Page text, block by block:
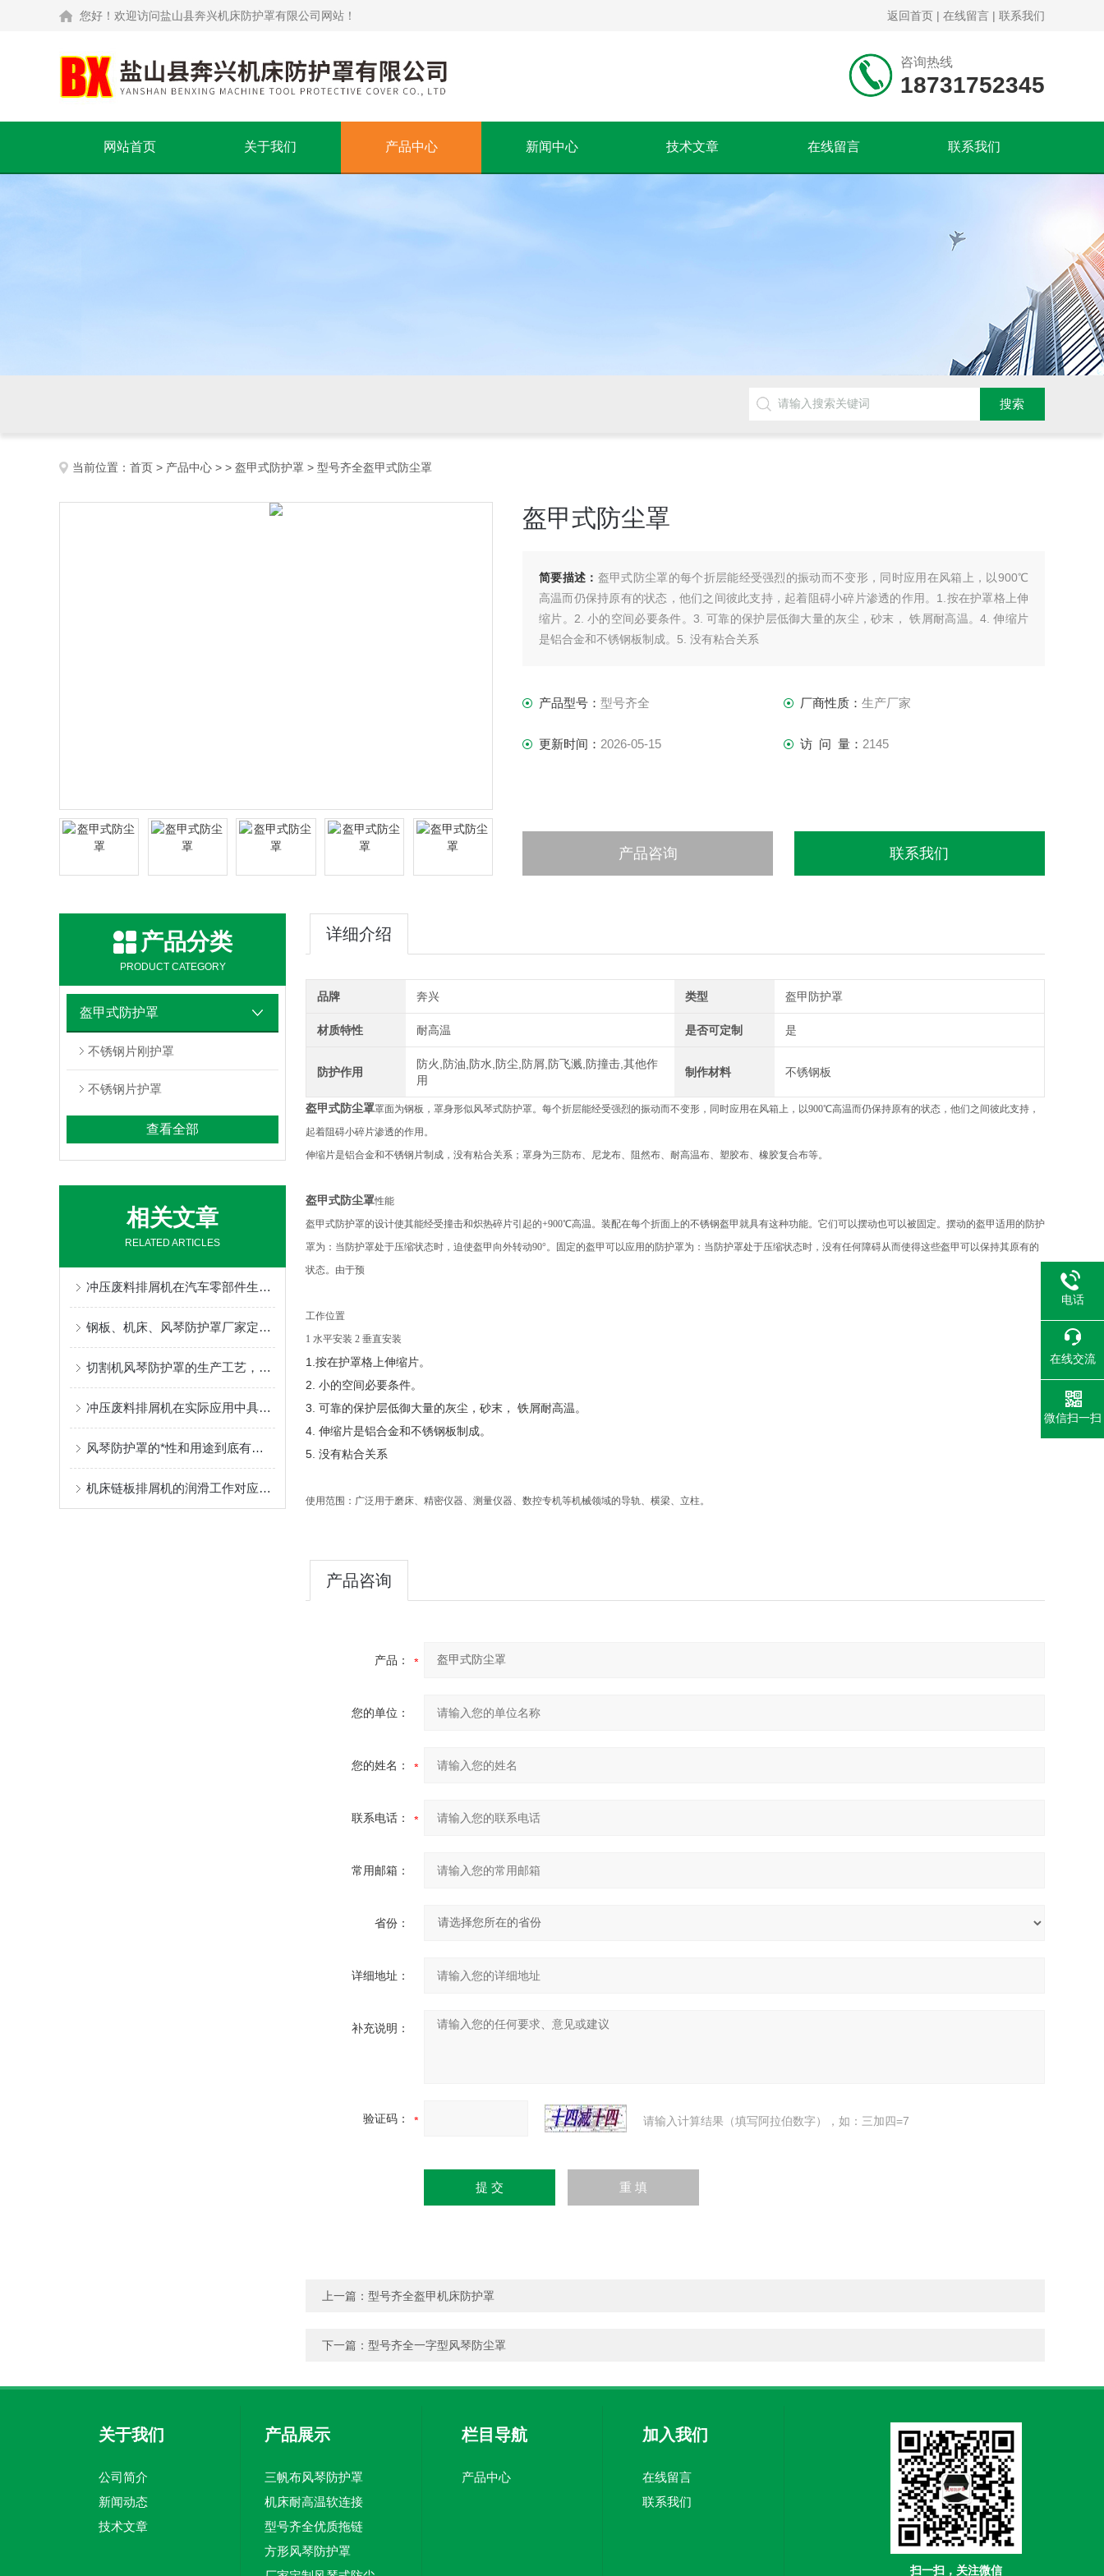
您好！欢迎访问盐山县奔兴机床防护罩有限公司网站！ 返回首页 | 在线留言 | 联系我们
咨询热线
18731752345
网站首页 关于我们 产品中心 新闻中心 技术文章 在线留言 联系我们
当前位置： 首页 > 产品中心 > > 盔甲式防护罩 > 型号齐全盔甲式防尘罩
盔甲式防尘罩
简要描述： 盔甲式防尘罩的每个折层能经受强烈的振动而不变形，同时应用在风箱上，以900℃
高温而仍保持原有的状态，他们之间彼此支持，起着阻碍小碎片渗透的作用。1.按在护罩格上伸
缩片。2. 小的空间必要条件。3. 可靠的保护层低御大量的灰尘，砂末， 铁屑耐高温。4. 伸缩片
是铝合金和不锈钢板制成。5. 没有粘合关系
产品型号： 型号齐全 厂商性质： 生产厂家
更新时间： 2026-05-15 访 问 量： 2145
产品咨询 联系我们
产品分类
PRODUCT CATEGORY
盔甲式防护罩
不锈钢片刚护罩
不锈钢片护罩
查看全部
相关文章
RELATED ARTICLES
冲压废料排屑机在汽车零部件生产过程中的作用
钢板、机床、风琴防护罩厂家定制指南：柔性防护材料的耐温、阻燃与往复寿命解析
切割机风琴防护罩的生产工艺，有详细的了解过吗
冲压废料排屑机在实际应用中具有的优点
风琴防护罩的*性和用途到底有多大？我一起来看看
机床链板排屑机的润滑工作对应用是否有影响
详细介绍
品牌 奔兴 类型 盔甲防护罩
材质特性 耐高温 是否可定制 是
防护作用
防火,防油,防水,防尘,防屑,防飞溅,防撞击,其他作
用
制作材料 不锈钢板
盔甲式防尘罩罩面为钢板，罩身形似风琴式防护罩。每个折层能经受强烈的振动而不变形，同时应用在风箱上，以900℃高温而仍保持原有的状态，他们之间彼此支持，
起着阻碍小碎片渗透的作用。
伸缩片是铝合金和不锈钢片制成，没有粘合关系；罩身为三防布、尼龙布、阻然布、耐高温布、塑胶布、橡胶复合布等。
盔甲式防尘罩性能
盔甲式防护罩的设计使其能经受撞击和炽热碎片引起的+900℃高温。装配在每个折面上的不锈钢盔甲就具有这种功能。它们可以摆动也可以被固定。摆动的盔甲适用的防护
罩为：当防护罩处于压缩状态时，迫使盔甲向外转动90°。固定的盔甲可以应用的防护罩为：当防护罩处于压缩状态时，没有任何障碍从而使得这些盔甲可以保持其原有的
状态。由于预
工作位置
1 水平安装 2 垂直安装
1.按在护罩格上伸缩片。
2. 小的空间必要条件。
3. 可靠的保护层低御大量的灰尘，砂末， 铁屑耐高温。
4. 伸缩片是铝合金和不锈钢板制成。
5. 没有粘合关系
使用范围：广泛用于磨床、精密仪器、测量仪器、数控专机等机械领域的导轨、横梁、立柱。
产品咨询
产品：
您的单位：
您的姓名：
联系电话：
常用邮箱：
省份：
详细地址：
补充说明：
验证码： 请输入计算结果（填写阿拉伯数字），如：三加四=7
上一篇： 型号齐全盔甲机床防护罩
下一篇： 型号齐全一字型风琴防尘罩
关于我们
公司简介
新闻动态
技术文章
产品展示
三帆布风琴防护罩
机床耐高温软连接
型号齐全优质拖链
方形风琴防护罩
栏目导航
产品中心
加入我们
在线留言
联系我们
扫一扫，关注微信
电话
在线交流
微信扫一扫